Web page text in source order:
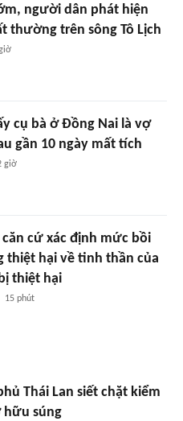
người dân phát hiện
thường trên sông Tô Lịch
cụ bà ở Đồng Nai là vợ
gần 10 ngày mất tích
giờ
căn cứ xác định mức bồi
thiệt hại về tinh thần của
thiệt hại
15 phút
Thái Lan siết chặt kiểm
hữu súng